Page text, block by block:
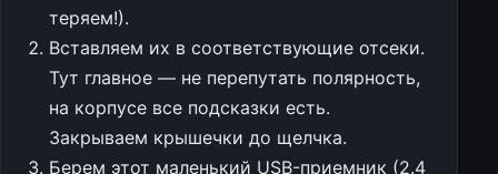
теряем!).
Вставляем их в соответствующие отсеки.
Тут главное — не перепутать полярность,
на корпусе все подсказки есть.
Закрываем крышечки до щелчка.
Берем этот маленький USB-приемник (2.4